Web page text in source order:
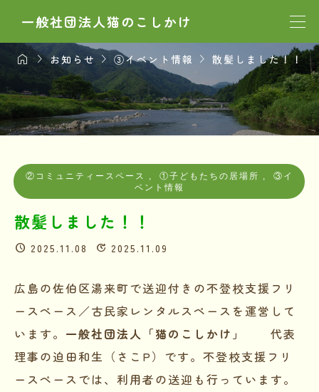
一般社団法人猫のこしかけ
 お知らせ ③イベント情報  散髪しました！！
②コミュニティースペース ①子どもたちの居場所
③イ
ベント情報
散髪しました！！
2025.11.08 2025.11.09
広島の佐伯区湯来町で送迎付きの不登校支援フリ
ースペース／古民家レンタルスペースを運営して
います。 一般社団法人「猫のこしかけ」
代表
理事の迫田和生（さこP）です。不登校支援フリ
ースペースでは、利用者の送迎も行っています。